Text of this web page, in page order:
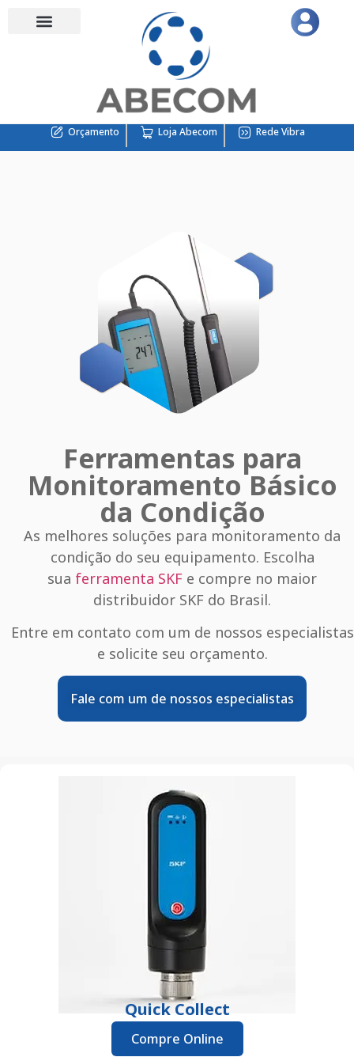
Orçamento Loja Abecom Rede Vibra
Ferramentas para
Monitoramento Básico
da Condição
As melhores soluções para monitoramento da
condição do seu equipamento. Escolha
sua ferramenta SKF e compre no maior
distribuidor SKF do Brasil.
Entre em contato com um de nossos especialistas
e solicite seu orçamento.
Fale com um de nossos especialistas
Quick Collect
Compre Online